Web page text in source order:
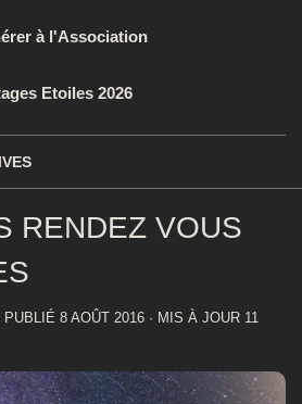
à l'Association
Etoiles 2026
RENDEZ VOUS
PUBLIÉ 8 AOÛT 2016 · MIS À JOUR 11